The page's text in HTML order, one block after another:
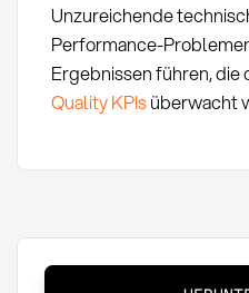
Unzureichende
Performance-
Ergebnissen führen,
Quality KPIsüberwacht
Golden